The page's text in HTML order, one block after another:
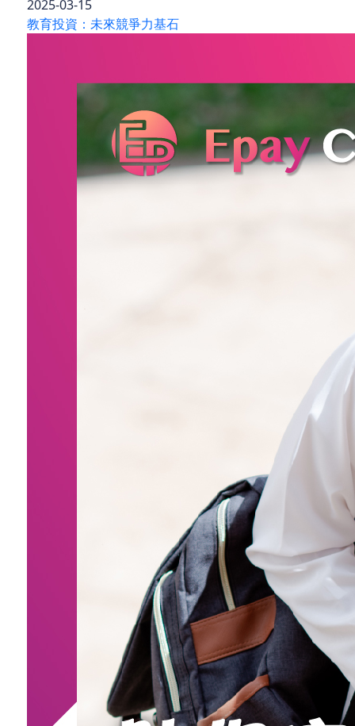
2025-03-15
教育投資：未來競爭力基石